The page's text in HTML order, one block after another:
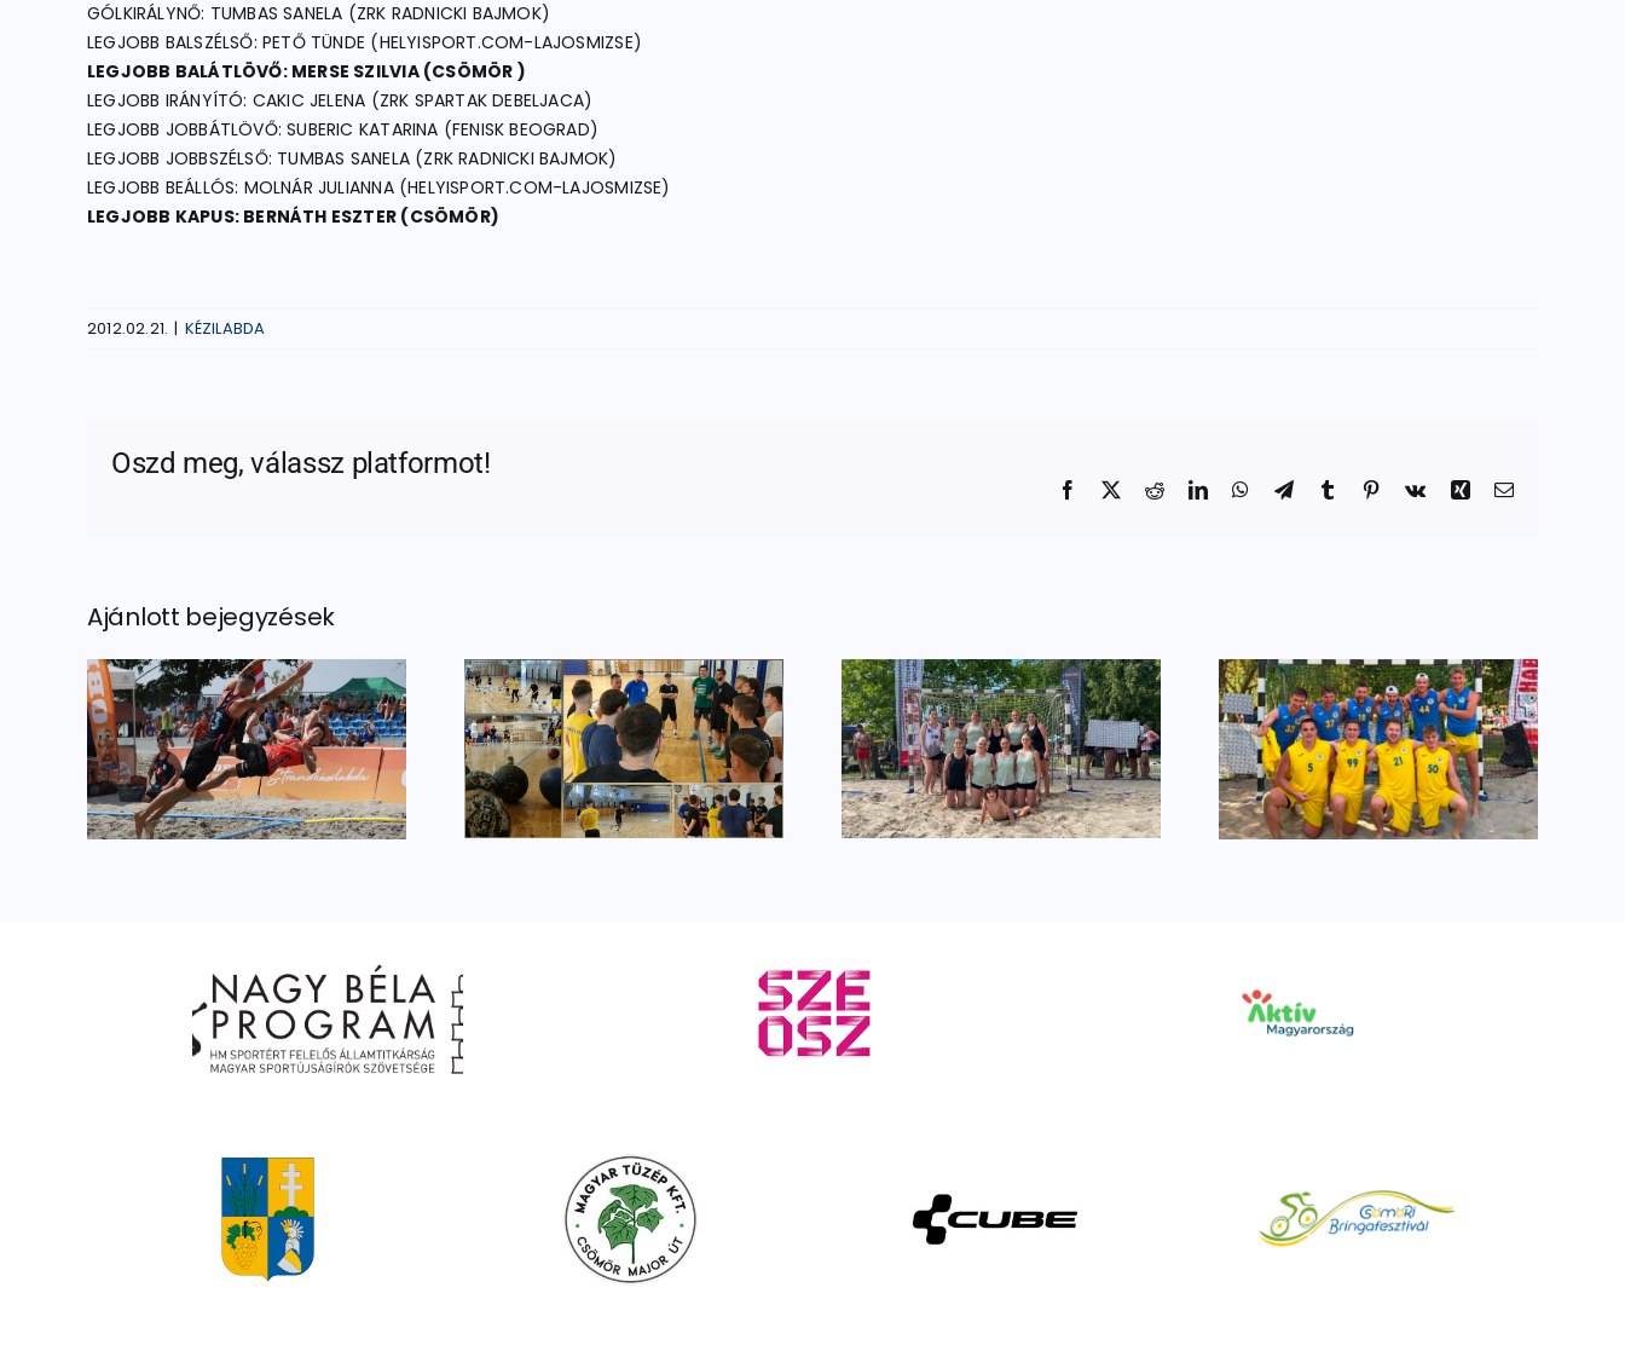
GÓLKIRÁLYNŐ: TUMBAS SANELA (ZRK RADNICKI BAJMOK)
LEGJOBB BALSZÉLSŐ: PETŐ TÜNDE (HELYISPORT.COM-LAJOSMIZSE)
LEGJOBB BALÁTLÖVŐ: MERSE SZILVIA (CSÖMÖR )
LEGJOBB IRÁNYÍTÓ: CAKIC JELENA (ZRK SPARTAK DEBELJACA)
LEGJOBB JOBBÁTLÖVŐ: SUBERIC KATARINA (FENISK BEOGRAD)
LEGJOBB JOBBSZÉLSŐ: TUMBAS SANELA (ZRK RADNICKI BAJMOK)
LEGJOBB BEÁLLÓS: MOLNÁR JULIANNA (HELYISPORT.COM-LAJOSMIZSE)
LEGJOBB KAPUS: BERNÁTH ESZTER (CSÖMÖR)
2012.02.21. | KÉZILABDA
Oszd meg, válassz platformot!
Facebook RedditLinkedInWhatsApp
TelegramTumblr Pinterest
Vk Xing Email:
Ajánlott bejegyzések
Kéziseink is
belevágtak
A legjobbjukat
nyújtották
Tornagyőzelem a
homokon
Egyéni elismerések